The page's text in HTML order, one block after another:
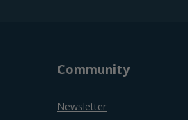
Community
Newsletter